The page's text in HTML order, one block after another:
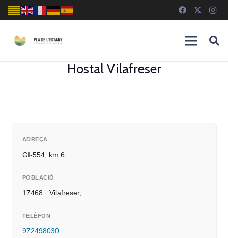
Hostal Vilafreser
ADREÇA
GI-554, km 6,
POBLACIÓ
17468 · Vilafreser,
TELÈFON
972498030